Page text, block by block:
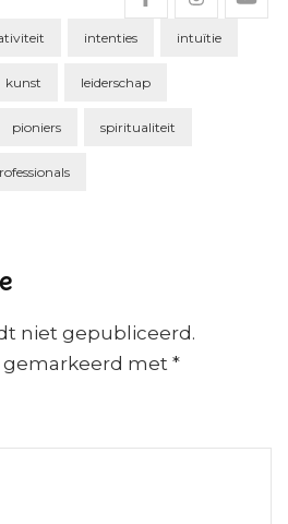
intenties intuïtie
kunst leiderschap
pioniers spiritualiteit
niet gepubliceerd.
gemarkeerd met *